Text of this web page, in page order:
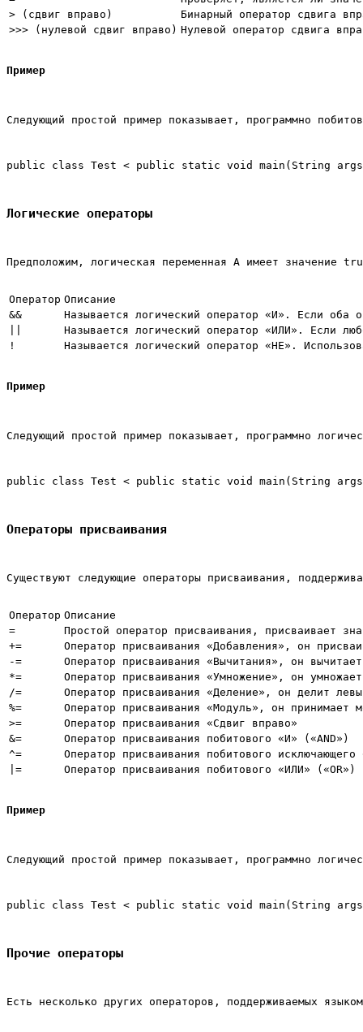
> (сдвиг вправо)
Бинарный оператор сдвига
>>> (нулевой сдвиг вправо) Нулевой оператор сдвига
Пример
Следующий простой пример показывает, программно
public class Test < public static void main(String
Логические операторы
Предположим, логическая переменная A имеет значение
Оператор Описание
&&
Называется логический оператор «И». Если оба
Называется логический оператор «ИЛИ». Если
!
Называется логический оператор «НЕ».
Пример
Следующий простой пример показывает, программно
public class Test < public static void main(String
Операторы присваивания
Существуют следующие операторы присваивания,
Оператор Описание
=
Простой оператор присваивания, присваивает
+=
Оператор присваивания «Добавления», он
-=
Оператор присваивания «Вычитания», он
*=
Оператор присваивания «Умножение», он
/=
Оператор присваивания «Деление», он делит
%=
Оператор присваивания «Модуль», он принимает
>=
Оператор присваивания «Сдвиг вправо»
&=
Оператор присваивания побитового «И» («AND»)
^=
Оператор присваивания побитового исключающего
|=
Оператор присваивания побитового «ИЛИ» («OR»)
Пример
Следующий простой пример показывает, программно
public class Test < public static void main(String
Прочие операторы
Есть несколько других операторов, поддерживаемых